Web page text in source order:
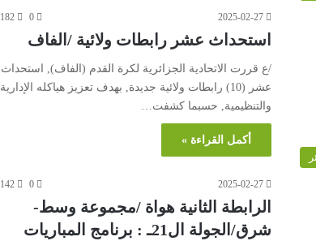
2025-02-27
0
182
استحداث عشر رابطات ولائية /الفاف
/ع قررت الاتحادية الجزائرية لكرة القدم (الفاف), استحداث
عشر (10) رابطات ولائية جديدة, بهدف تعزيز هياكله الإدارية
والتنظيمية, حسبما كشفت…
أكمل القراءة »
2025-02-27
0
142
الرابطة الثانية هواة /مجموعة وسط-
شرق/الجولة ال21ـ : برنامج المباريات